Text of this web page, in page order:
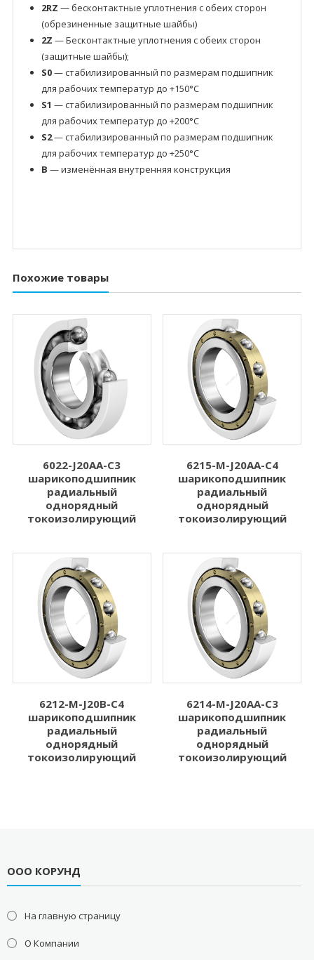
2RZ — бесконтактные уплотнения с обеих сторон
(обрезиненные защитные шайбы)
2Z — Бесконтактные уплотнения с обеих сторон
(защитные шайбы);
S0— стабилизированный по размерам подшипник
для рабочих температур до +150°C
S1 — стабилизированный по размерам подшипник
для рабочих температур до +200°C
S2— стабилизированный по размерам подшипник
для рабочих температур до +250°C
B — изменённая внутренняя конструкция
Похожие товары
6022-J20AA-C3
шарикоподшипник
радиальный
однорядный
токоизолирующий
6215-M-J20AA-C4
шарикоподшипник
радиальный
однорядный
токоизолирующий
6212-M-J20B-C4
шарикоподшипник
радиальный
однорядный
токоизолирующий
6214-M-J20AA-C3
шарикоподшипник
радиальный
однорядный
токоизолирующий
ООО КОРУНД
На главную страницу
О Компании